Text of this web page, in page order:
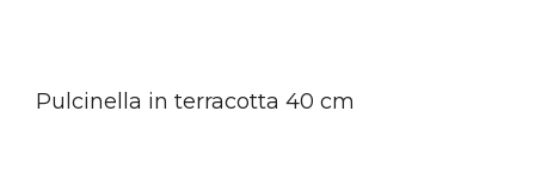
Pulcinella in terracotta 40 cm